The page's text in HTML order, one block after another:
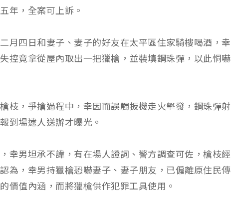
年，全案可上訴。
月四日和妻子、妻子的好友在太平區住家騎樓喝酒，幸
控竟拿從屋內取出一把獵槍，並裝填鋼珠彈，以此恫嚇
枝，爭搶過程中，幸因而誤觸扳機走火擊發，鋼珠彈射
到場逮人送辦才曝光。
幸男坦承不諱，有在場人證詞、警方調查可佐，槍枝經
為，幸男持獵槍恐嚇妻子、妻子朋友，已偏離原住民傳
價值內涵，而將獵槍供作犯罪工具使用。